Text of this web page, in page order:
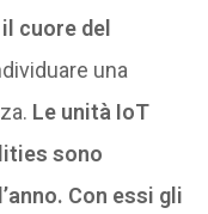
cuore del
una
Le unità IoT
sono
Con essi gli